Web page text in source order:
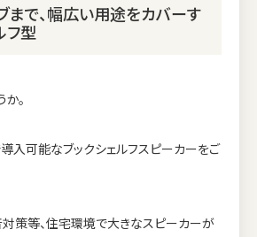
まで、幅広い用途をカバーす
フ型
。
入可能なブックシェルフスピーカーをご
策等、住宅環境で大きなスピーカーが